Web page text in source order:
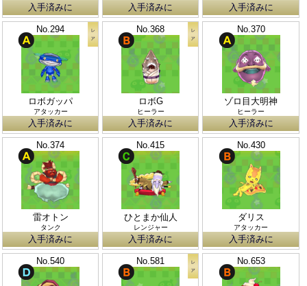
入手済みに 入手済みに 入手済みに
No.294
ロボガッパ
アタッカー
入手済みに
No.368
ロボG
ヒーラー
入手済みに
No.370
ゾロ目大明神
ヒーラー
入手済みに
No.374
雷オトン
タンク
入手済みに
No.415
ひとまか仙人
レンジャー
入手済みに
No.430
ダリス
アタッカー
入手済みに
No.540 No.581 No.653